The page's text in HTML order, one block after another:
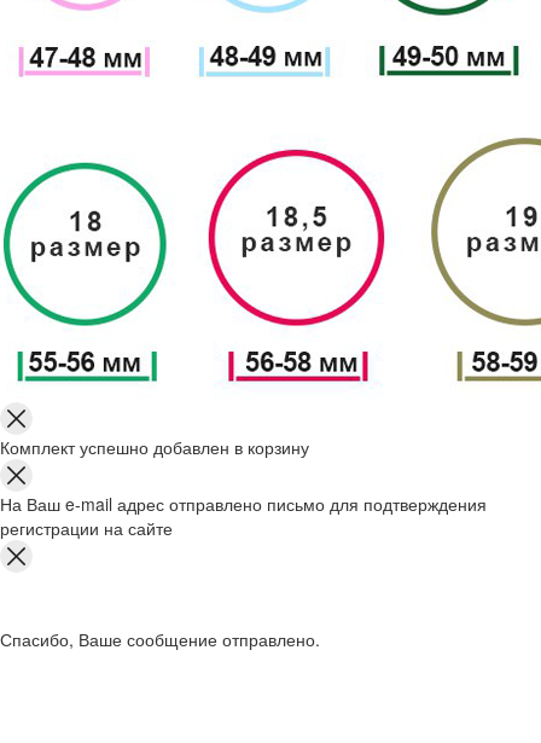
Комплект успешно добавлен в корзину
На Ваш e-mail адрес отправлено письмо для подтверждения
регистрации на сайте
Спасибо, Ваше сообщение отправлено.